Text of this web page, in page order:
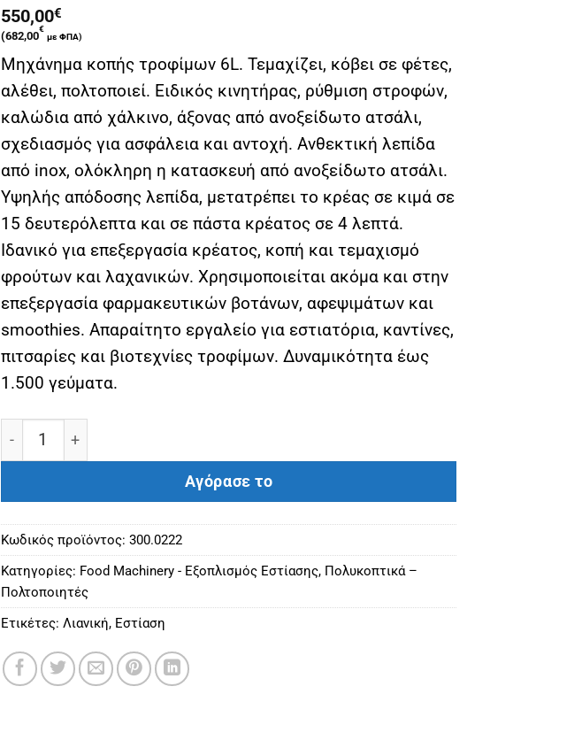
550,00€
(682,00
€
με ΦΠΑ)
Μηχάνημα κοπής τροφίμων 6L. Τεμαχίζει, κόβει σε φέτες,
αλέθει, πολτοποιεί. Ειδικός κινητήρας, ρύθμιση στροφών,
καλώδια από χάλκινο, άξονας από ανοξείδωτο ατσάλι,
σχεδιασμός για ασφάλεια και αντοχή. Ανθεκτική λεπίδα
από inox, ολόκληρη η κατασκευή από ανοξείδωτο ατσάλι.
Υψηλής απόδοσης λεπίδα, μετατρέπει το κρέας σε κιμά σε
15 δευτερόλεπτα και σε πάστα κρέατος σε 4 λεπτά.
Ιδανικό για επεξεργασία κρέατος, κοπή και τεμαχισμό
φρούτων και λαχανικών. Χρησιμοποιείται ακόμα και στην
επεξεργασία φαρμακευτικών βοτάνων, αφεψιμάτων και
smoothies. Απαραίτητο εργαλείο για εστιατόρια, καντίνες,
πιτσαρίες και βιοτεχνίες τροφίμων. Δυναμικότητα έως
1.500 γεύματα.
Πολτοποιητής Cutter μηχάνημα HR-6 ποσότητα
Αγόρασε το
Κωδικός προϊόντος: 300.0222
Κατηγορίες: Food Machinery - Εξοπλισμός Εστίασης, Πολυκοπτικά –
Πολτοποιητές
Ετικέτες: Λιανική, Εστίαση